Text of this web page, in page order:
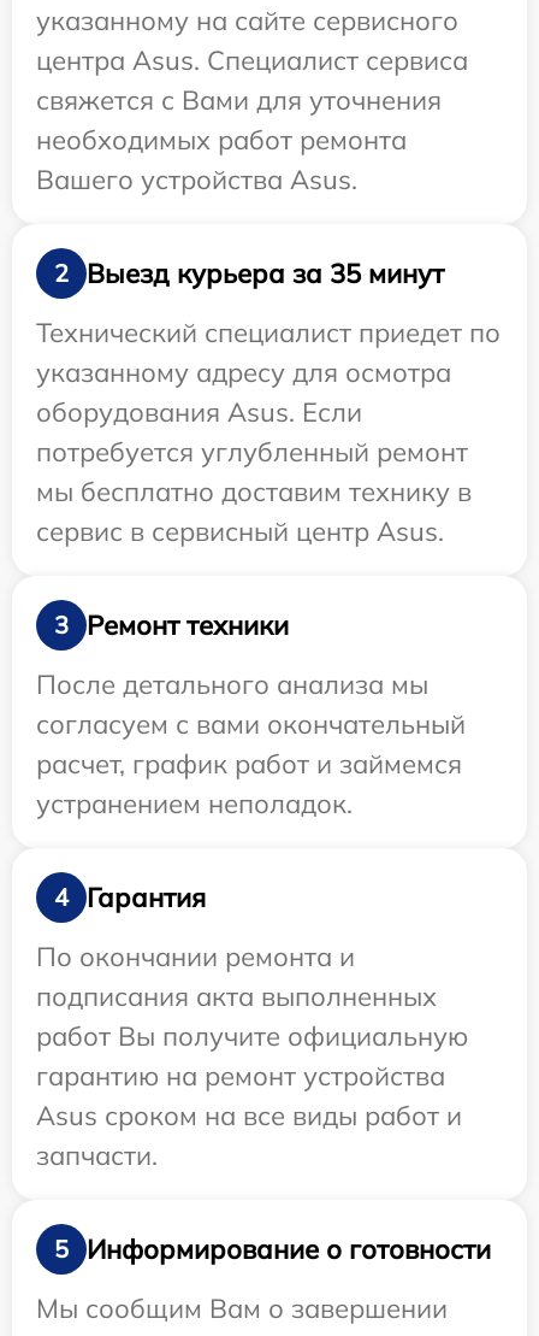
указанному на сайте сервисного
центра Asus. Специалист сервиса
свяжется с Вами для уточнения
необходимых работ ремонта
Вашего устройства Asus.
2
Выезд курьера за 35 минут
Технический специалист приедет по
указанному адресу для осмотра
оборудования Asus. Если
потребуется углубленный ремонт
мы бесплатно доставим технику в
сервис в сервисный центр Asus.
3
Ремонт техники
После детального анализа мы
согласуем с вами окончательный
расчет, график работ и займемся
устранением неполадок.
4
Гарантия
По окончании ремонта и
подписания акта выполненных
работ Вы получите официальную
гарантию на ремонт устройства
Asus сроком на все виды работ и
запчасти.
5
Информирование о готовности
Мы сообщим Вам о завершении